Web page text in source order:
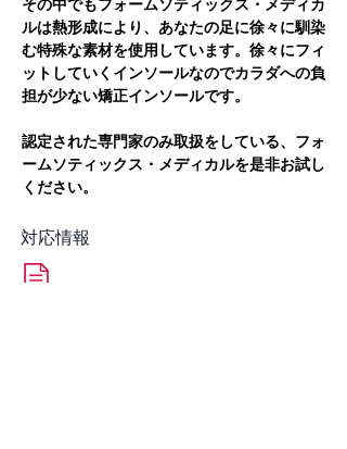
その中でもフォームソティックス・メディカ
ルは熱形成により、あなたの足に徐々に馴染
む特殊な素材を使用しています。徐々にフィ
ットしていくインソールなのでカラダへの負
担が少ない矯正インソールです。
認定された専門家のみ取扱をしている、フォ
ームソティックス・メディカルを是非お試し
ください。
対応情報